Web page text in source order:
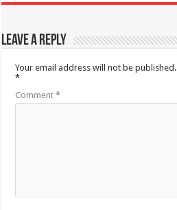
Leave a Reply
Your email address will not be published.
*
Comment*